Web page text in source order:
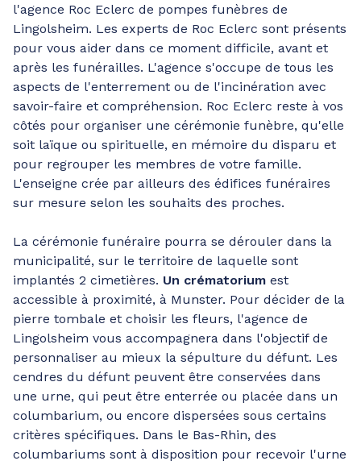
l'agence Roc Eclerc de pompes funèbres de
Lingolsheim. Les experts de Roc Eclerc sont présents
pour vous aider dans ce moment difficile, avant et
après les funérailles. L'agence s'occupe de tous les
aspects de l'enterrement ou de l'incinération avec
savoir-faire et compréhension. Roc Eclerc reste à vos
côtés pour organiser une cérémonie funèbre, qu'elle
soit laïque ou spirituelle, en mémoire du disparu et
pour regrouper les membres de votre famille.
L'enseigne crée par ailleurs des édifices funéraires
sur mesure selon les souhaits des proches.
La cérémonie funéraire pourra se dérouler dans la
municipalité, sur le territoire de laquelle sont
implantés 2 cimetières. Un crématorium est
accessible à proximité, à Munster. Pour décider de la
pierre tombale et choisir les fleurs, l'agence de
Lingolsheim vous accompagnera dans l'objectif de
personnaliser au mieux la sépulture du défunt. Les
cendres du défunt peuvent être conservées dans
une urne, qui peut être enterrée ou placée dans un
columbarium, ou encore dispersées sous certains
critères spécifiques. Dans le Bas-Rhin, des
columbariums sont à disposition pour recevoir l'urne